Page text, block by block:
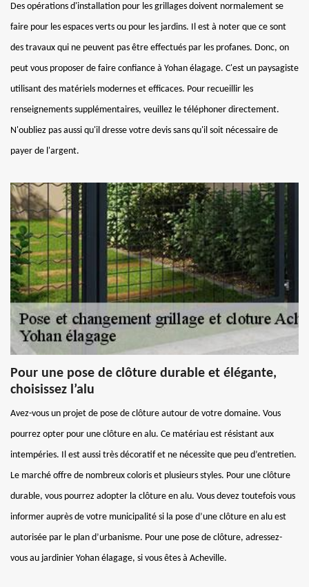
Des opérations d'installation pour les grillages doivent normalement se
faire pour les espaces verts ou pour les jardins. Il est à noter que ce sont
des travaux qui ne peuvent pas être effectués par les profanes. Donc, on
peut vous proposer de faire confiance à Yohan élagage. C'est un paysagiste
utilisant des matériels modernes et efficaces. Pour recueillir les
renseignements supplémentaires, veuillez le téléphoner directement.
N'oubliez pas aussi qu'il dresse votre devis sans qu'il soit nécessaire de
payer de l'argent.
Pour une pose de clôture durable et élégante,
choisissez l’alu
Avez-vous un projet de pose de clôture autour de votre domaine. Vous
pourrez opter pour une clôture en alu. Ce matériau est résistant aux
intempéries. Il est aussi très décoratif et ne nécessite que peu d’entretien.
Le marché offre de nombreux coloris et plusieurs styles. Pour une clôture
durable, vous pourrez adopter la clôture en alu. Vous devez toutefois vous
informer auprès de votre municipalité si la pose d’une clôture en alu est
autorisée par le plan d’urbanisme. Pour une pose de clôture, adressez-
vous au jardinier Yohan élagage, si vous êtes à Acheville.